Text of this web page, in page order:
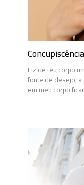
Concupiscência
Fiz de teu corpo
fonte de desejo, a
em meu corpo